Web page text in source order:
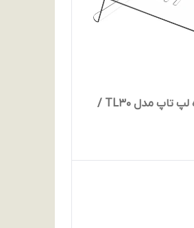
پایه نگهدارنده لپ تاپ مدل TL30 /